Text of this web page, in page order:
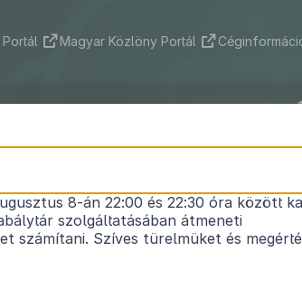
Magyar Közlöny Portál
(III. 24.) Korm. rendelet
Büntetés-végrehajtási Intézet
közigazgatási hatósági
és az eljáró hatóságok
8-án 22:00 és 22:30 óra között
szolgáltatásában átmeneti
számítani. Szíves türelmüket és